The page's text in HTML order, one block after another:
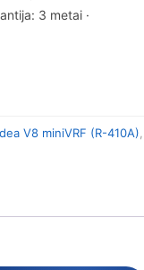
3 metai ·
V8 miniVRF (R-410A)